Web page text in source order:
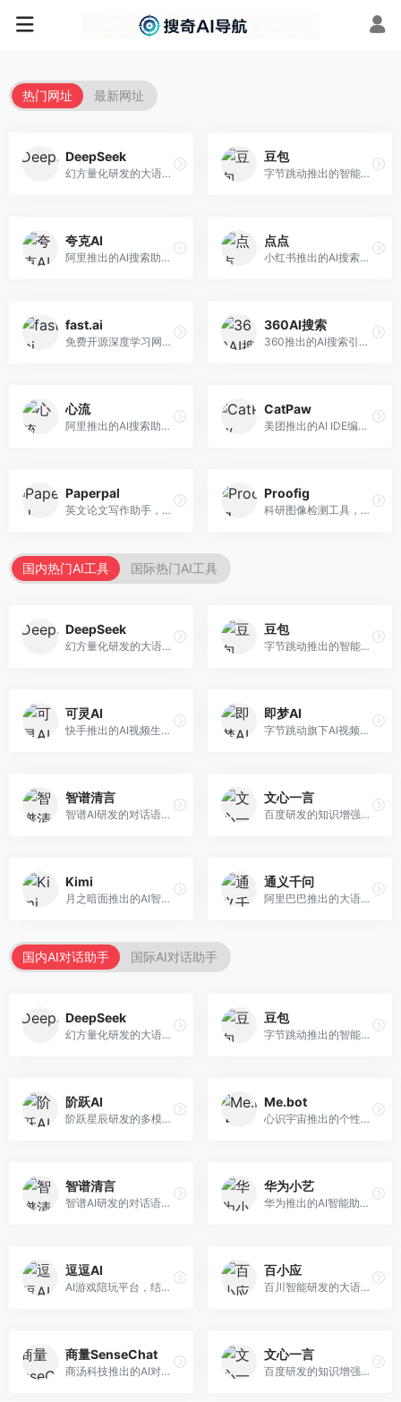
热门网址 最新网址
DeepSeek
幻方量化研发的大语言模型平台，专注于深度推理和代码生成能力。面向开发者、研究人员和技术爱好者，提供强大的逻辑推理和数学计算功能，开源生态完善，API接口友好。
豆包
字节跳动推出的智能对话助手平台，提供文本创作、知识问答、英语学习等多种AI服务。面向普通用户和内容创作者，支持多轮对话和文件解析，免费使用，响应速度快，中文理解能力强。
夸克AI
阿里推出的AI搜索助手，整合搜索与AI功能。面向年轻用户，提供智能搜索、文档处理、学习辅助等服务，与夸克生态深度整合。
点点
小红书推出的AI搜索应用，专注于生活方式内容搜索。面向小红书用户，提供生活攻略、消费决策、内容推荐等服务，生活方式内容丰富。
fast.ai
免费开源深度学习网站，专注于实用AI教学。面向开发者，提供免费深度学习课程、实战项目、代码库等资源，学习门槛低。
360AI搜索
360推出的AI搜索引擎，专注于安全智能搜索。面向普通用户，提供智能问答、网页搜索、内容整理等服务，安全防护能力强。
心流
阿里推出的AI搜索助手，专注于智能信息获取。面向普通用户，提供智能搜索、内容整理、知识问答等服务，与阿里生态深度整合。
CatPaw
美团推出的AI IDE编程工具，专注于本地开发生态。面向开发者，提供智能代码补全、代码生成、项目管理等服务，本地开发体验好。
Paperpal
英文论文写作助手，专注于学术英语润色。面向需要发表国际期刊的研究者，提供语法检查、学术表达优化、格式规范等服务，英语表达地道专业。
Proofig
科研图像检测工具，专注于学术图像完整性验证。面向科研人员，提供图像检测、重复分析、报告生成等服务，学术检测专业。
国内热门AI工具 国际热门AI工具
DeepSeek
幻方量化研发的大语言模型平台，专注于深度推理和代码生成能力。面向开发者、研究人员和技术爱好者，提供强大的逻辑推理和数学计算功能，开源生态完善，API接口友好。
豆包
字节跳动推出的智能对话助手平台，提供文本创作、知识问答、英语学习等多种AI服务。面向普通用户和内容创作者，支持多轮对话和文件解析，免费使用，响应速度快，中文理解能力强。
可灵AI
快手推出的AI视频生成平台，支持文生视频和图生视频，可生成长达2分钟的高质量视频内容。面向短视频创作者和营销人员，操作简便，生成效果逼真，适合商业推广和创意表达。
即梦AI
字节跳动旗下AI视频创作平台，支持多模态内容生成。面向内容创作者和营销人员，提供文生视频、图生视频、智能剪辑等功能，中文理解能力强，创作效率高。
智谱清言
智谱AI研发的对话语言模型，支持中英双语交互。面向中文用户和开发者，提供知识问答、代码编写、文档解读等服务，开源生态完善，学术研究背景深厚。
文心一言
百度研发的知识增强大语言模型，深度融合百度知识图谱和搜索能力。面向中文用户，提供知识问答、文本创作、逻辑推理等服务，中文语境理解准确，知识覆盖面广。
Kimi
月之暗面推出的AI智能助手，核心优势在于超长文本处理能力，支持20万字以上文档分析。面向学术研究者、职场人士和内容创作者，提供文档解读、PPT生成、联网搜索等综合服务。
通义千问
阿里巴巴推出的大语言模型平台，提供对话问答、文档处理、图像理解、代码编写等全方位AI服务。面向企业用户和个人开发者，集成阿里云生态，支持多模态交互，企业级安全保障。
国内AI对话助手 国际AI对话助手
DeepSeek
幻方量化研发的大语言模型平台，专注于深度推理和代码生成能力。面向开发者、研究人员和技术爱好者，提供强大的逻辑推理和数学计算功能，开源生态完善，API接口友好。
豆包
字节跳动推出的智能对话助手平台，提供文本创作、知识问答、英语学习等多种AI服务。面向普通用户和内容创作者，支持多轮对话和文件解析，免费使用，响应速度快，中文理解能力强。
阶跃AI
阶跃星辰研发的多模态大模型平台，支持文本、图像、视频的综合理解与生成。面向创作者和企业客户，提供内容创作、智能分析等服务，多模态能力突出。
Me.bot
心识宇宙推出的个性化AI伴侣，专注于情感交互和个人助理服务。面向个人用户，支持日程管理、情感陪伴、知识问答等功能，交互体验人性化。
智谱清言
智谱AI研发的对话语言模型，支持中英双语交互。面向中文用户和开发者，提供知识问答、代码编写、文档解读等服务，开源生态完善，学术研究背景深厚。
华为小艺
华为推出的AI智能助手网页端，深度整合鸿蒙生态和华为云服务。面向华为设备用户，支持语音交互、智能问答、设备控制等功能，与华为硬件生态无缝衔接。
逗逗AI
AI游戏陪玩平台，结合游戏理解和自然语言交互技术。面向游戏玩家，提供游戏攻略、陪玩互动、社交聊天等服务，游戏知识丰富，互动体验有趣。
百小应
百川智能研发的大语言模型助手，专注于中文理解和生成。面向中文用户，提供知识问答、文本创作、代码辅助等服务，模型参数规模大，中文表达流畅自然。
商量SenseChat
商汤科技推出的AI对话平台，结合计算机视觉和自然语言处理技术。面向企业用户和开发者，支持多模态交互，视觉理解能力强，适合智能客服和内容创作场景。
文心一言
百度研发的知识增强大语言模型，深度融合百度知识图谱和搜索能力。面向中文用户，提供知识问答、文本创作、逻辑推理等服务，中文语境理解准确，知识覆盖面广。